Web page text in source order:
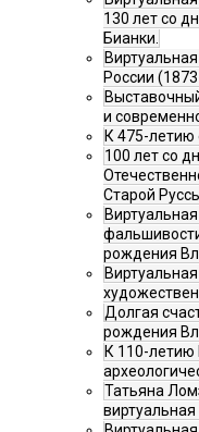
130 лет со
Бианки.
России
и
К 475-летию
100 лет со
Старой
рождения
Долгая
рождения
К 110-летию
Татьяна